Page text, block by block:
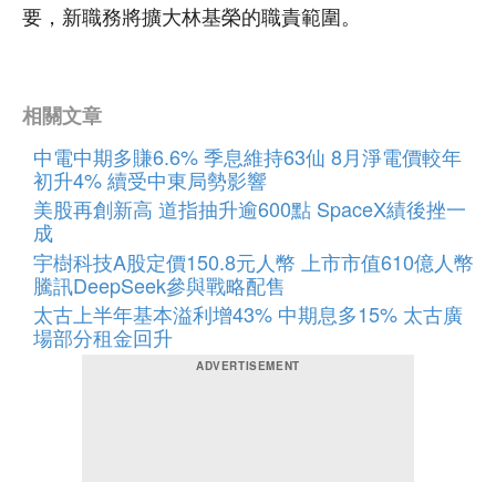
要，新職務將擴大林基榮的職責範圍。
相關文章
中電中期多賺6.6% 季息維持63仙 8月淨電價較年
初升4% 續受中東局勢影響
美股再創新高 道指抽升逾600點 SpaceX績後挫一
成
宇樹科技A股定價150.8元人幣 上市市值610億人幣
騰訊DeepSeek參與戰略配售
太古上半年基本溢利增43% 中期息多15% 太古廣
場部分租金回升